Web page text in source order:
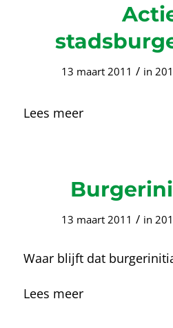
13 maart 2011 / in
Lees meer
13 maart 2011 / in
Waar blijft dat
Lees meer